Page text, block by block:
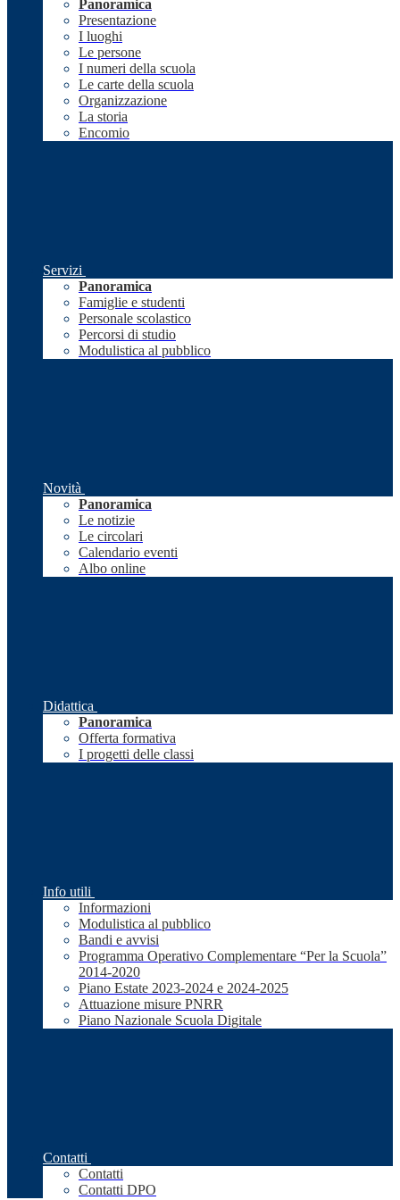
Panoramica
Presentazione
I luoghi
Le persone
I numeri della scuola
Le carte della scuola
Organizzazione
La storia
Encomio
Servizi
Panoramica
Famiglie e studenti
Personale scolastico
Percorsi di studio
Modulistica al pubblico
Novità
Panoramica
Le notizie
Le circolari
Calendario eventi
Albo online
Didattica
Panoramica
Offerta formativa
I progetti delle classi
Info utili
Informazioni
Modulistica al pubblico
Bandi e avvisi
Programma Operativo Complementare “Per la Scuola”
2014-2020
Piano Estate 2023-2024 e 2024-2025
Attuazione misure PNRR
Piano Nazionale Scuola Digitale
Contatti
Contatti
Contatti DPO